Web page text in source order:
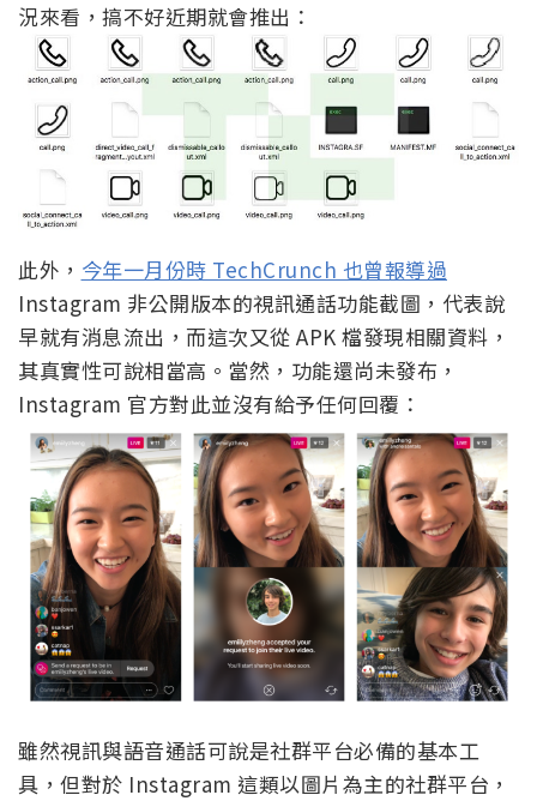
況來看，搞不好近期就會推出：
此外， 今年一月份時 TechCrunch 也曾報導過
Instagram 非公開版本的視訊通話功能截圖，代表說
早就有消息流出，而這次又從 APK 檔發現相關資料，
其真實性可說相當高。當然，功能還尚未發布，
Instagram 官方對此並沒有給予任何回覆：
雖然視訊與語音通話可說是社群平台必備的基本工
具，但對於 Instagram 這類以圖片為主的社群平台，